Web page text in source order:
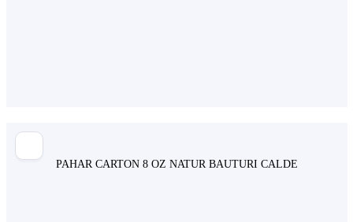
PAHAR CARTON 8 OZ NATUR BAUTURI CALDE